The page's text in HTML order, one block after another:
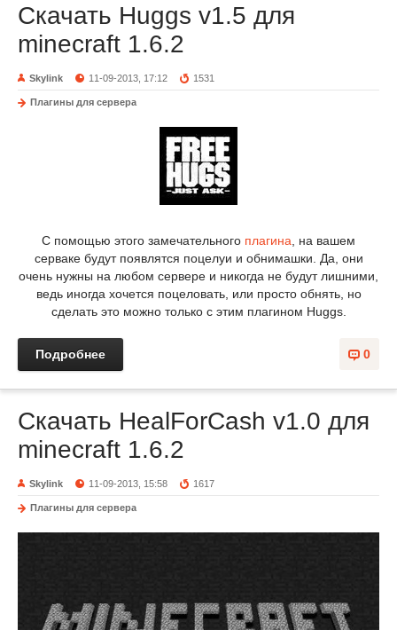
Скачать Huggs v1.5 для
minecraft 1.6.2
Skylink 11-09-2013, 17:12 1531
Плагины для сервера
С помощью этого замечательного плагина , на вашем
серваке будут появлятся поцелуи и обнимашки. Да, они
очень нужны на любом сервере и никогда не будут лишними,
ведь иногда хочется поцеловать, или просто обнять, но
сделать это можно только с этим плагином Huggs.
0
Подробнее
Скачать HealForCash v1.0 для
minecraft 1.6.2
Skylink 11-09-2013, 15:58 1617
Плагины для сервера